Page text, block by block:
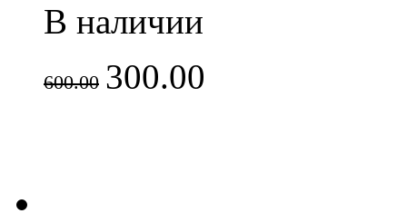
В наличии
600.00 300.00